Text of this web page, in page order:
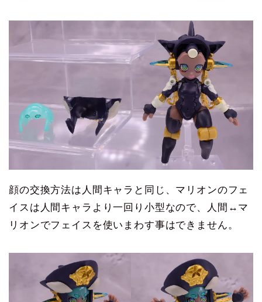
顔の交換方法は人間キャラと同じ、マリオンのフェ
イスは人間キャラより一回り小型なので、人間↔マ
リオンでフェイスを使いまわす事はできません。